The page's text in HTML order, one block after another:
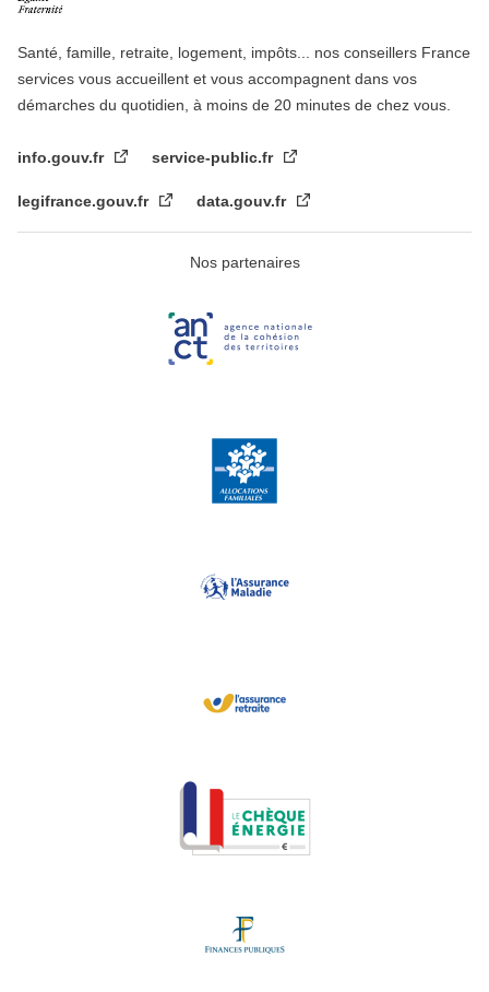
Santé, famille, retraite, logement, impôts... nos conseillers France
services vous accueillent et vous accompagnent dans vos
démarches du quotidien, à moins de 20 minutes de chez vous.
info.gouv.fr service-public.fr
legifrance.gouv.fr data.gouv.fr
Nos partenaires